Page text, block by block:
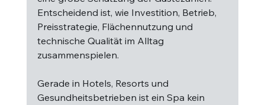
Entscheidend ist, wie Investition, Betrieb,
Preisstrategie, Flächennutzung und
technische Qualität im Alltag
zusammenspielen.
Gerade in Hotels, Resorts und
Gesundheitsbetrieben ist ein Spa kein